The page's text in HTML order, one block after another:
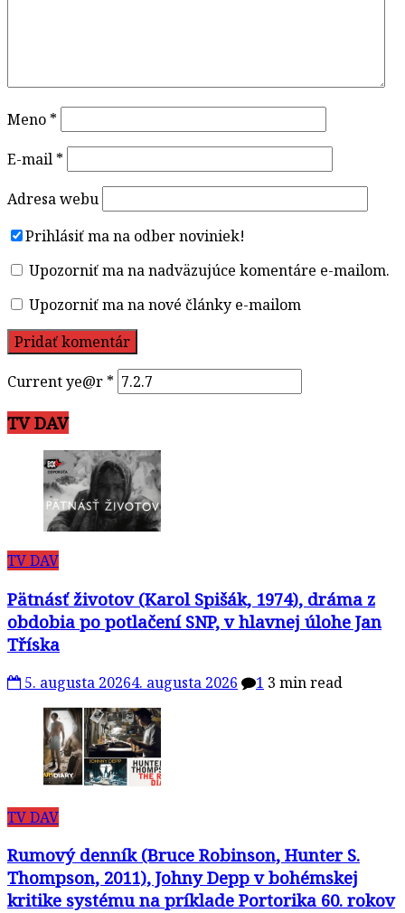
Meno *
E-mail *
Adresa webu
Prihlásiť ma na odber noviniek!
Upozorniť ma na nadväzujúce komentáre e-mailom.
Upozorniť ma na nové články e-mailom
Current ye@r *
TV DAV
TV DAV
Pätnásť životov (Karol Spišák, 1974), dráma z
obdobia po potlačení SNP, v hlavnej úlohe Jan
Tříska
5. augusta 20264. augusta 2026 1 3 min read
TV DAV
Rumový denník (Bruce Robinson, Hunter S.
Thompson, 2011), Johny Depp v bohémskej
kritike systému na príklade Portorika 60. rokov